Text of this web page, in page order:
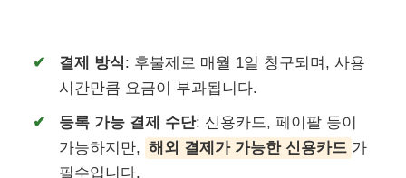
결제 방식: 후불제로 매월 1일 청구되며, 사용
시간만큼 요금이 부과됩니다.
등록 가능 결제 수단: 신용카드, 페이팔 등이
가능하지만, 해외 결제가 가능한 신용카드 가
필수입니다.